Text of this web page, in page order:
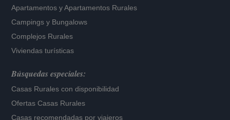
Apartamentos yApartamentos Rurales
Campings y Bungalows
Complejos Rurales
Viviendas turísticas
Búsquedas especiales:
Casas Rurales con disponibilidad
Ofertas Casas Rurales
Casas recomendadas por viajeros